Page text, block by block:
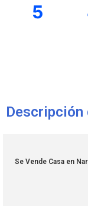
5
Descripción
Se Vende Casa en